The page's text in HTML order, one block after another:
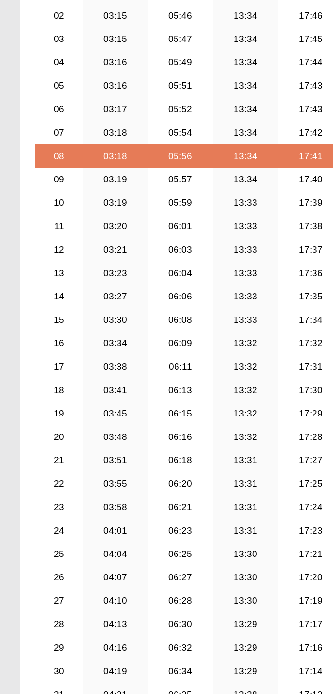
02 03:15 05:46 13:34 17:46
03 03:15 05:47 13:34 17:45
04 03:16 05:49 13:34 17:44
05 03:16 05:51 13:34 17:43
06 03:17 05:52 13:34 17:43
07 03:18 05:54 13:34 17:42
08 03:18 05:56 13:34 17:41
09 03:19 05:57 13:34 17:40
10 03:19 05:59 13:33 17:39
11 03:20 06:01 13:33 17:38
12 03:21 06:03 13:33 17:37
13 03:23 06:04 13:33 17:36
14 03:27 06:06 13:33 17:35
15 03:30 06:08 13:33 17:34
16 03:34 06:09 13:32 17:32
17 03:38 06:11 13:32 17:31
18 03:41 06:13 13:32 17:30
19 03:45 06:15 13:32 17:29
20 03:48 06:16 13:32 17:28
21 03:51 06:18 13:31 17:27
22 03:55 06:20 13:31 17:25
23 03:58 06:21 13:31 17:24
24 04:01 06:23 13:31 17:23
25 04:04 06:25 13:30 17:21
26 04:07 06:27 13:30 17:20
27 04:10 06:28 13:30 17:19
28 04:13 06:30 13:29 17:17
29 04:16 06:32 13:29 17:16
30 04:19 06:34 13:29 17:14